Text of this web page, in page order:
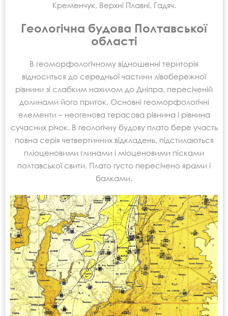
Кременчук, Верхні Плавні, Гадяч.
Геологічна будова Полтавської
області
В геоморфологічному відношенні територія
відноситься до середньої частини лівобережної
рівнини зі слабким нахилом до Дніпра, пересіченій
долинами його приток. Основні геоморфологічні
елементи – неогенова терасова рівнина і рівнина
сучасних річок. В геологічну будову плато бере участь
повна серія четвертинних відкладень, підстилаються
пліоценовими глинами і міоценовими пісками
полтавської свити. Плато густо пересічено ярами і
балками.